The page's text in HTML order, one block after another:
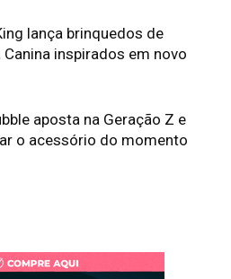
lança brinquedos de
Canina inspirados em novo
aposta na Geração Z e
o acessório do momento